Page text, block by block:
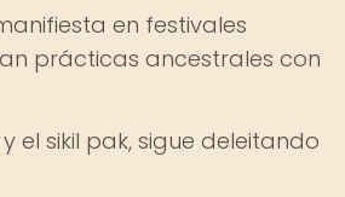
en festivales
prácticas ancestrales con
sikil pak, sigue deleitando